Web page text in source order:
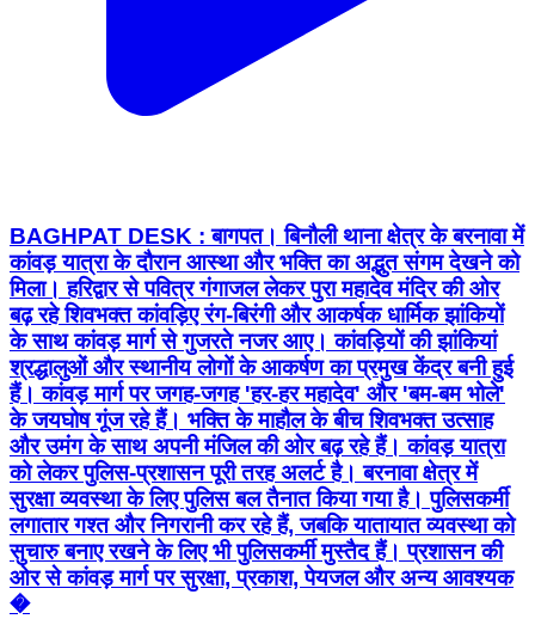
BAGHPAT DESK : बागपत। बिनौली थाना क्षेत्र के बरनावा में
कांवड़ यात्रा के दौरान आस्था और भक्ति का अद्भुत संगम देखने को
मिला। हरिद्वार से पवित्र गंगाजल लेकर पुरा महादेव मंदिर की ओर
बढ़ रहे शिवभक्त कांवड़िए रंग-बिरंगी और आकर्षक धार्मिक झांकियों
के साथ कांवड़ मार्ग से गुजरते नजर आए। कांवड़ियों की झांकियां
श्रद्धालुओं और स्थानीय लोगों के आकर्षण का प्रमुख केंद्र बनी हुई
हैं। कांवड़ मार्ग पर जगह-जगह 'हर-हर महादेव' और 'बम-बम भोले'
के जयघोष गूंज रहे हैं। भक्ति के माहौल के बीच शिवभक्त उत्साह
और उमंग के साथ अपनी मंजिल की ओर बढ़ रहे हैं। कांवड़ यात्रा
को लेकर पुलिस-प्रशासन पूरी तरह अलर्ट है। बरनावा क्षेत्र में
सुरक्षा व्यवस्था के लिए पुलिस बल तैनात किया गया है। पुलिसकर्मी
लगातार गश्त और निगरानी कर रहे हैं, जबकि यातायात व्यवस्था को
सुचारु बनाए रखने के लिए भी पुलिसकर्मी मुस्तैद हैं। प्रशासन की
ओर से कांवड़ मार्ग पर सुरक्षा, प्रकाश, पेयजल और अन्य आवश्यक
�